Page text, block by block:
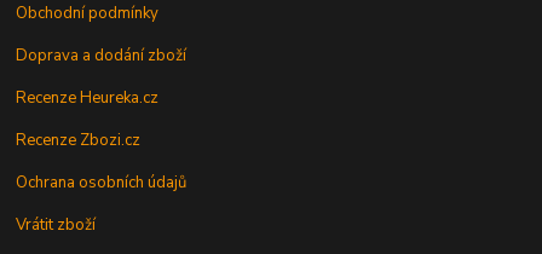
Obchodní podmínky
Doprava a dodání zboží
Recenze Heureka.cz
Recenze Zbozi.cz
Ochrana osobních údajů
Vrátit zboží